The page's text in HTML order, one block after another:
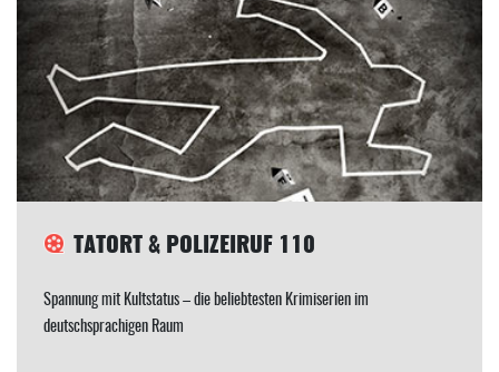
TATORT & POLIZEIRUF 110
Spannung mit Kultstatus – die beliebtesten Krimiserien im
deutschsprachigen Raum